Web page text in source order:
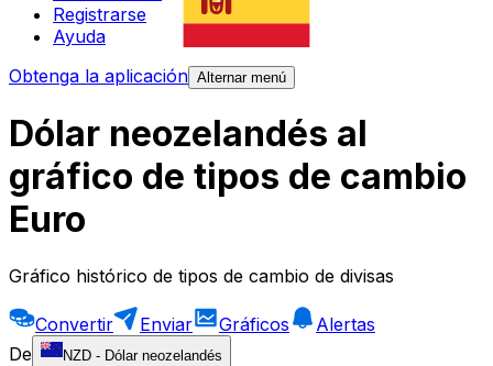
Registrarse
Ayuda
Obtenga la aplicación Alternar menú
Dólar neozelandés al
gráfico de tipos de cambio
Euro
Gráfico histórico de tipos de cambio de divisas
Convertir Enviar Gráficos
Alertas
De
NZD - Dólar neozelandés